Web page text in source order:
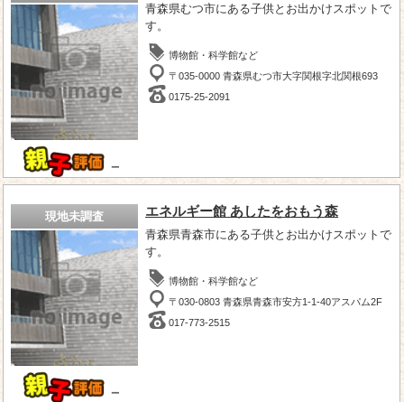
－
青森県むつ市にある子供とお出かけスポットで
す。
博物館・科学館など
〒035-0000 青森県むつ市大字関根字北関根693
0175-25-2091
現地未調査
－
エネルギー館 あしたをおもう森
青森県青森市にある子供とお出かけスポットで
す。
博物館・科学館など
〒030-0803 青森県青森市安方1-1-40アスパム2F
017-773-2515